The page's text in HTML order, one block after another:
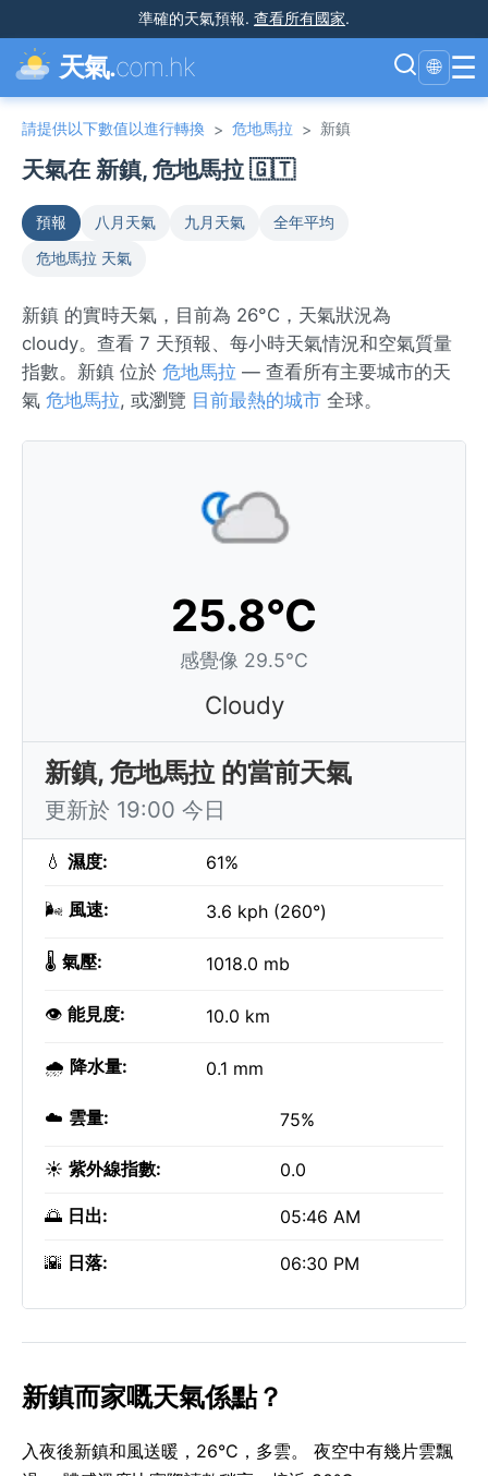
準確的天氣預報. 查看所有國家.
天氣.com.hk 🌐 ☰
請提供以下數值以進行轉換 > 危地馬拉 > 新鎮
天氣在 新鎮, 危地馬拉 🇬🇹
預報 八月天氣 九月天氣
全年平均
危地馬拉 天氣
新鎮 的實時天氣，目前為 26°C，天氣狀況為
cloudy。查看 7 天預報、每小時天氣情況和空氣質量
指數。新鎮 位於 危地馬拉 — 查看所有主要城市的天
氣 危地馬拉, 或瀏覽 目前最熱的城市 全球。
25.8°C
感覺像 29.5°C
Cloudy
新鎮, 危地馬拉 的當前天氣
更新於 19:00 今日
💧 濕度: 61%
🌬️ 風速: 3.6 kph (260°)
🌡️ 氣壓: 1018.0 mb
👁️ 能見度: 10.0 km
🌧️ 降水量: 0.1 mm
☁️ 雲量: 75%
☀️ 紫外線指數: 0.0
🌅 日出: 05:46 AM
🌇 日落: 06:30 PM
新鎮而家嘅天氣係點？
入夜後新鎮和風送暖，26°C，多雲。 夜空中有幾片雲飄